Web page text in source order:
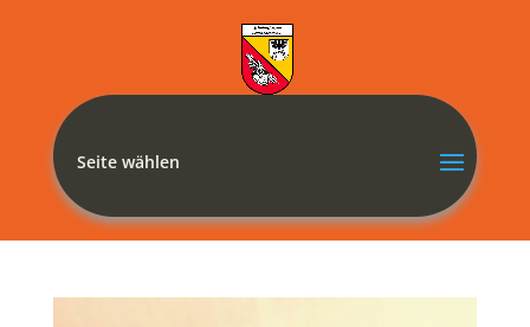
Seite wählen